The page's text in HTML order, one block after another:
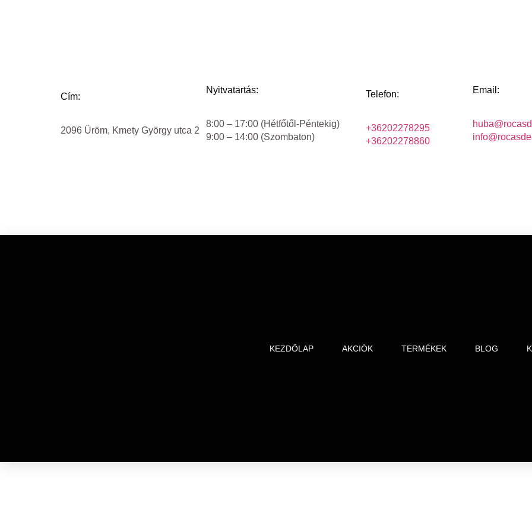
Cím:
2096 Üröm, Kmety György utca 2
Nyitvatartás:
8:00 – 17:00 (Hétfőtől-Péntekig)
9:00 – 14:00 (Szombaton)
Telefon:
+36202278295
+36202278860
Email:
KEZDŐLAP AKCIÓK TERMÉKEK BLOG